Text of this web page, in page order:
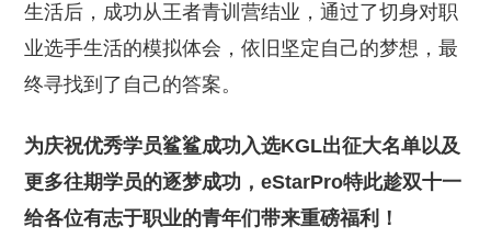
生活后，成功从王者青训营结业，通过了切身对职
业选手生活的模拟体会，依旧坚定自己的梦想，最
终寻找到了自己的答案。
为庆祝优秀学员鲨鲨成功入选KGL出征大名单以及
更多往期学员的逐梦成功，eStarPro特此趁双十一
给各位有志于职业的青年们带来重磅福利！